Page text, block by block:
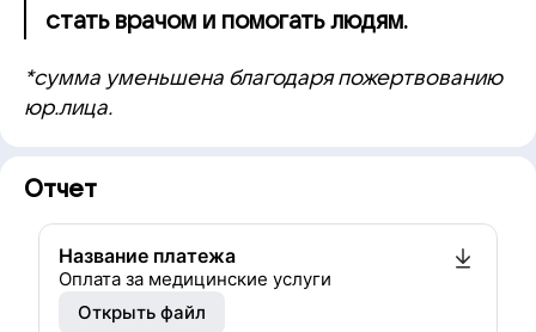
стать врачом и помогать людям.
*сумма уменьшена благодаря пожертвованию
юр.лица.
Отчет
Название платежа
Оплата за медицинские услуги
Открыть файл